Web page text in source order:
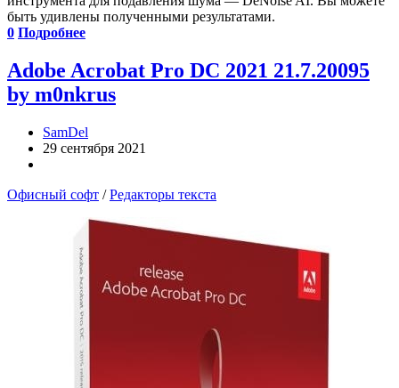
быть удивлены полученными результатами.
0 Подробнее
Adobe Acrobat Pro DC 2021 21.7.20095
by m0nkrus
SamDel
29 сентября 2021
Офисный софт /Редакторы текста